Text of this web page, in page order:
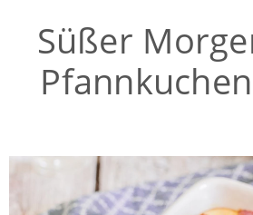
Süßer